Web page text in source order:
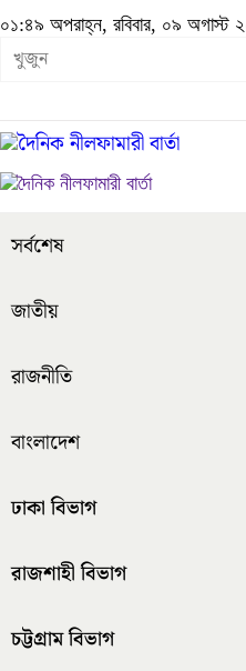
০১:৪৯ অপরাহ্ন, রবিবার, ০৯ অগাস্ট
সর্বশেষ
জাতীয়
রাজনীতি
বাংলাদেশ
ঢাকা বিভাগ
রাজশাহী বিভাগ
চট্টগ্রাম বিভাগ